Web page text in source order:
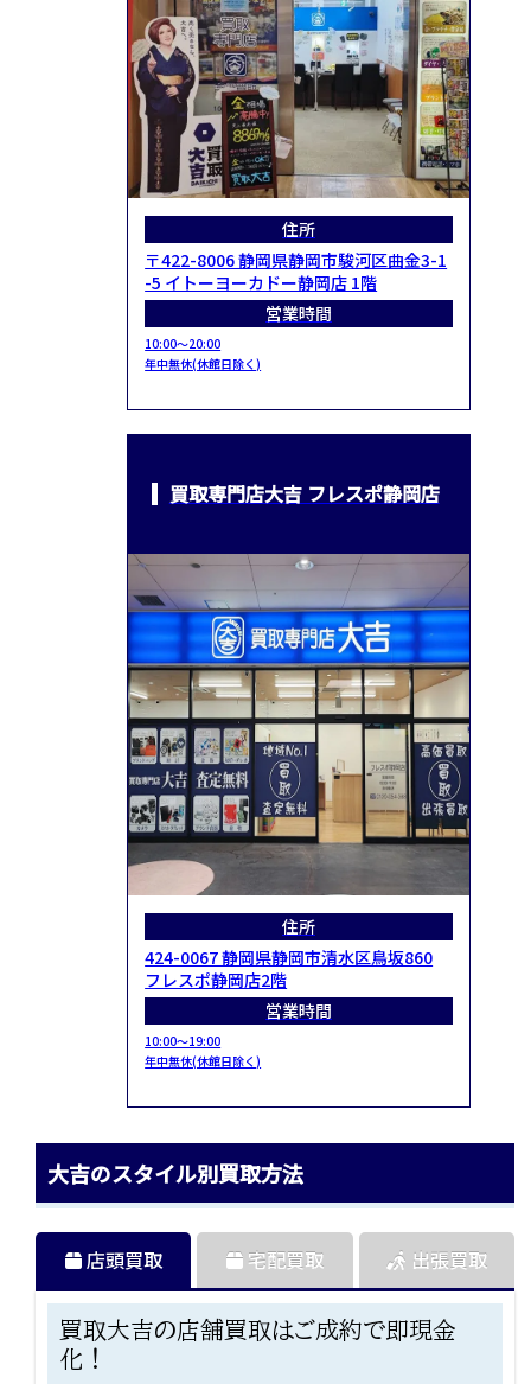
住所
〒422-8006 静岡県静岡市駿河区曲金3-1
-5 イトーヨーカドー静岡店 1階
営業時間
10:00～20:00
年中無休(休館日除く)
買取専門店大吉 フレスポ静岡店
住所
424-0067 静岡県静岡市清水区鳥坂860
フレスポ静岡店2階
営業時間
10:00～19:00
年中無休(休館日除く)
大吉のスタイル別買取方法
店頭買取
買取大吉の店舗買取はご成約で即現金
化！
宅配買取 出張買取